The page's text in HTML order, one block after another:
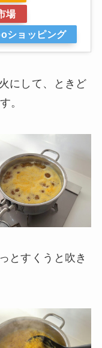
場
ショッピング
にして、ときど
。
とすくうと吹き